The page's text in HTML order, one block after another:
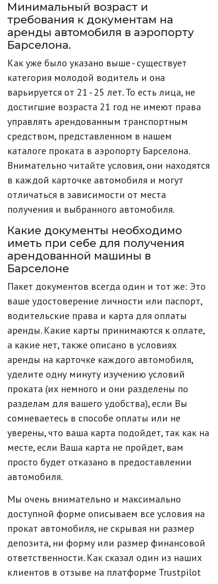
Минимальный возраст и
требования к документам на
аренды автомобиля в аэропорту
Барселона.
Как уже было указано выше - существует
категория молодой водитель и она
варьируется от 21 - 25 лет. То есть лица, не
достигшие возраста 21 год не имеют права
управлять арендованным транспортным
средством, представленном в нашем
каталоге проката в аэропорту Барселона.
Внимательно читайте условия, они находятся
в каждой карточке автомобиля и могут
отличаться в зависимости от места
получения и выбранного автомобиля.
Какие документы необходимо
иметь при себе для получения
арендованной машины в
Барселоне
Пакет документов всегда один и тот же: Это
ваше удостоверение личности или паспорт,
водительские права и карта для оплаты
аренды. Какие карты принимаются к оплате,
а какие нет, также описано в условиях
аренды на карточке каждого автомобиля,
уделите одну минуту изучению условий
проката (их немного и они разделены по
разделам для вашего удобства), если Вы
сомневаетесь в способе оплаты или не
уверены, что ваша карта подойдет, так как на
месте, если Ваша карта не пройдет, вам
просто будет отказано в предоставлении
автомобиля.
Мы очень внимательно и максимально
доступной форме описываем все условия на
прокат автомобиля, не скрывая ни размер
депозита, ни форму или размер финансовой
ответственности. Как сказал один из наших
клиентов в отзыве на платформе Trustpilot